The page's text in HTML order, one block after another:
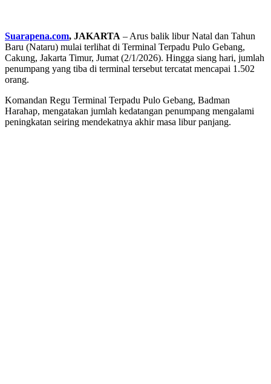
Suarapena.com, JAKARTA – Arus balik libur Natal dan Tahun
Baru (Nataru) mulai terlihat di Terminal Terpadu Pulo Gebang,
Cakung, Jakarta Timur, Jumat (2/1/2026). Hingga siang hari, jumlah
penumpang yang tiba di terminal tersebut tercatat mencapai 1.502
orang.
Komandan Regu Terminal Terpadu Pulo Gebang, Badman
Harahap, mengatakan jumlah kedatangan penumpang mengalami
peningkatan seiring mendekatnya akhir masa libur panjang.